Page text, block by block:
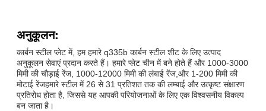
अनुकूलन:
कार्बन स्टील प्लेट में, हम हमारे q335b कार्बन स्टील शीट के लिए उत्पाद
अनुकूलन सेवाएं प्रदान करते हैं। हमारे प्लेट चीन में बने होते हैं और 1000-3000
मिमी की चौड़ाई रेंज, 1000-12000 मिमी की लंबाई रेंज,और 1-200 मिमी की
मोटाई रेंजहमारे स्टील में 26 से 31 प्रतिशत तक की लम्बाई और उत्कृष्ट संक्षारण
प्रतिरोध होता है, जिससे यह आपकी परियोजनाओं के लिए एक विश्वसनीय विकल्प
बन जाता है।